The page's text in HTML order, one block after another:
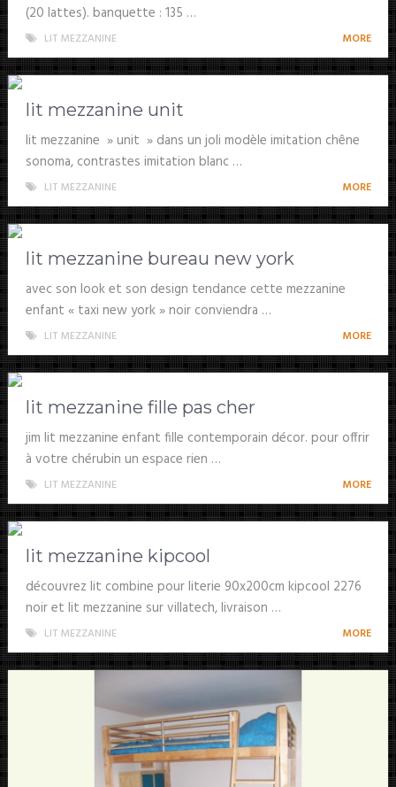
(20 lattes). banquette : 135 …
LIT MEZZANINE MORE
lit mezzanine unit
lit mezzanine » unit » dans un joli modèle imitation chêne
sonoma, contrastes imitation blanc …
LIT MEZZANINE MORE
lit mezzanine bureau new york
avec son look et son design tendance cette mezzanine
enfant « taxi new york » noir conviendra …
LIT MEZZANINE MORE
lit mezzanine fille pas cher
jim lit mezzanine enfant fille contemporain décor. pour offrir
à votre chérubin un espace rien …
LIT MEZZANINE MORE
lit mezzanine kipcool
découvrez lit combine pour literie 90x200cm kipcool 2276
noir et lit mezzanine sur villatech, livraison …
LIT MEZZANINE MORE